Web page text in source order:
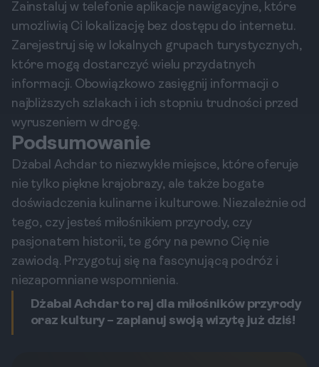
Zainstaluj w telefonie aplikacje nawigacyjne, które
umożliwią Ci lokalizację bez dostępu do internetu.
Zarejestruj się w lokalnych grupach turystycznych,
które mogą dostarczyć wielu przydatnych
informacji. Obowiązkowo zasięgnij informacji o
najbliższych szlakach i ich stopniu trudności przed
wyruszeniem w drogę.
Podsumowanie
Dżabal Achdar to niezwykłe miejsce, które oferuje
nie tylko piękne krajobrazy, ale także bogate
doświadczenia kulinarne i kulturowe. Niezależnie od
tego, czy jesteś miłośnikiem przyrody, czy
pasjonatem historii, te góry na pewno Cię nie
zawiodą. Przygotuj się na fascynującą podróż i
niezapomniane wspomnienia.
Dżabal Achdar to raj dla miłośników przyrody
oraz kultury – zaplanuj swoją wizytę już dziś!